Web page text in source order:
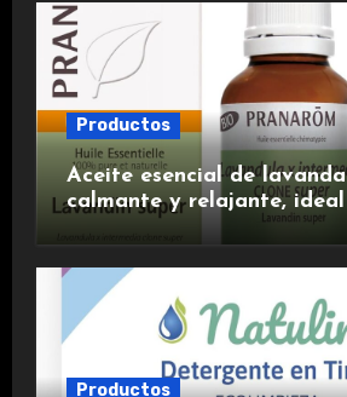
Productos
Aceite esencial de
calmante y relajante,
Productos